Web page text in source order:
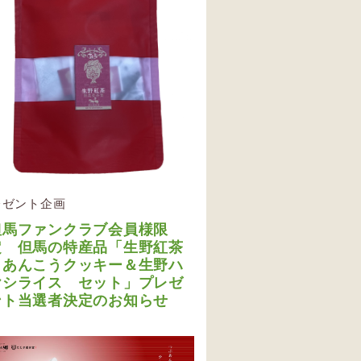
ント企画
ファンクラブ会員様限
但馬の特産品「生野紅茶
んこうクッキー＆生野ハ
シライス セット」プレゼ
当選者決定のお知らせ